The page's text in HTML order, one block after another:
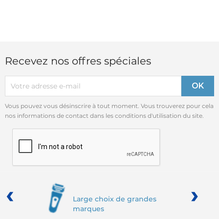
Recevez nos offres spéciales
Vous pouvez vous désinscrire à tout moment. Vous trouverez pour cela
nos informations de contact dans les conditions d'utilisation du site.
Large choix de grandes
marques
‹ ›